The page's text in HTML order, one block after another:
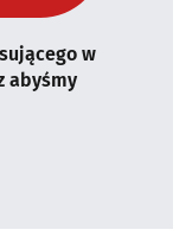
w
abyśmy